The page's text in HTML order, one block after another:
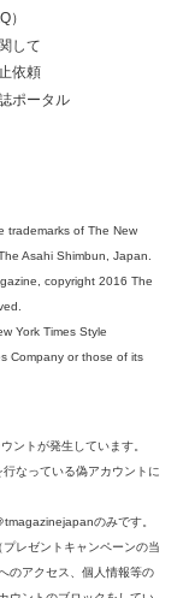
）
して
依頼
ポータル
trademarks of The New
Asahi Shimbun, Japan.
copyright 2016 The
York Times Style
Company or those of its
ントが発生しています。
なっている偽アカウントに
のみです。
レゼントキャンペーンの当
のアクセス、個人情報等の